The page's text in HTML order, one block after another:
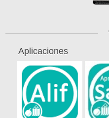
Aplicaciones